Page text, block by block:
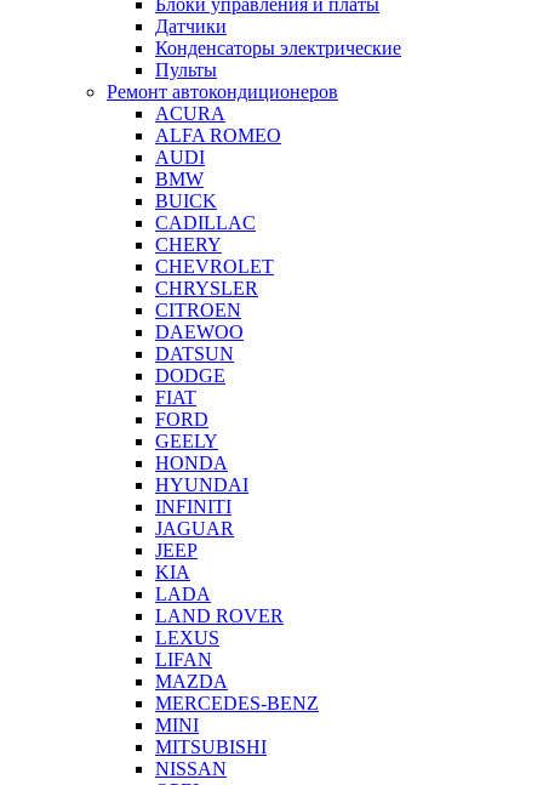
Блоки управления и платы
Датчики
Конденсаторы электрические
Пульты
Ремонт автокондиционеров
ACURA
ALFA ROMEO
AUDI
BMW
BUICK
CADILLAC
CHERY
CHEVROLET
CHRYSLER
CITROEN
DAEWOO
DATSUN
DODGE
FIAT
FORD
GEELY
HONDA
HYUNDAI
INFINITI
JAGUAR
JEEP
KIA
LADA
LAND ROVER
LEXUS
LIFAN
MAZDA
MERCEDES-BENZ
MINI
MITSUBISHI
NISSAN